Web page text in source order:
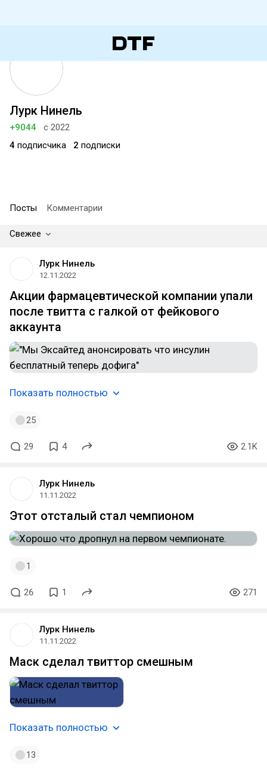
Лурк Нинель
+9044
с 2022
4 подписчика 2 подписки
Посты Комментарии
Свежее
Лурк Нинель
12.11.2022
Акции фармацевтической компании упали
после твитта с галкой от фейкового
аккаунта
Показать полностью
25
29 4 2.1K
Лурк Нинель
11.11.2022
Этот отсталый стал чемпионом
1
26 1 271
Лурк Нинель
11.11.2022
Маск сделал твиттор смешным
Показать полностью
13